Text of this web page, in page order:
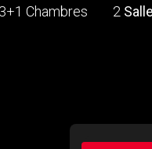
3+1 Chambres 2